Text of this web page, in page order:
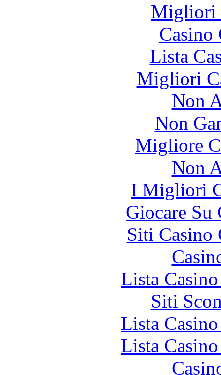
Migliori
Lista
Migliori
Non
Non
Migliore
Non
I Migliori
Giocare Su
Siti Casino
Lista
Siti
Lista
Lista